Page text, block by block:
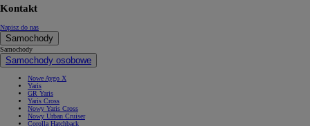
Kontakt
Napisz do nas
Samochody
Samochody
Samochody osobowe
Nowe Aygo X
Yaris
GR Yaris
Yaris Cross
Nowy Yaris Cross
Nowy Urban Cruiser
Corolla Hatchback